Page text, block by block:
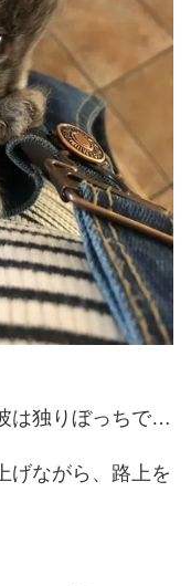
は独りぼっちで…
げながら、路上を